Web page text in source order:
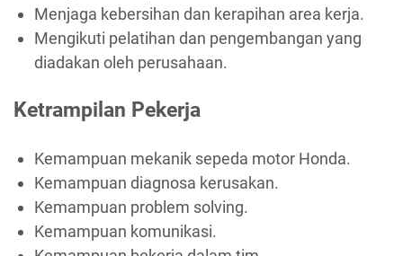
Menjaga kebersihan dan kerapihan area kerja.
Mengikuti pelatihan dan pengembangan yang
diadakan oleh perusahaan.
Ketrampilan Pekerja
Kemampuan mekanik sepeda motor Honda.
Kemampuan diagnosa kerusakan.
Kemampuan problem solving.
Kemampuan komunikasi.